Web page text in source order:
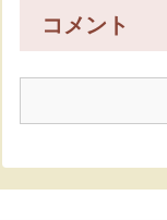
コメント